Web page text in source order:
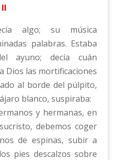
II
algo; su música
palabras. Estaba
ayuno; decía cuán
Dios las mortificaciones
al borde del púlpito,
blanco, suspiraba:
y hermanas, en
debemos coger
de espinas, subir a
pies descalzos sobre